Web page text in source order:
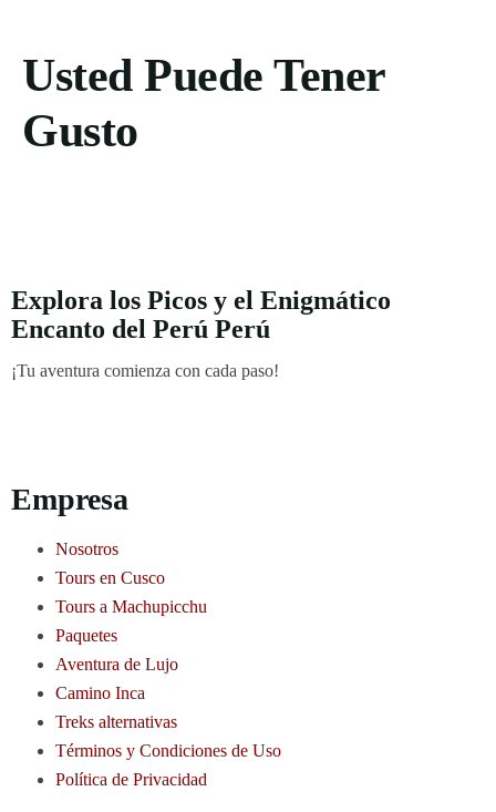
Usted Puede Tener
Gusto
Explora los Picos y el Enigmático
Encanto del Perú Perú
¡Tu aventura comienza con cada paso!
Empresa
Nosotros
Tours en Cusco
Tours a Machupicchu
Paquetes
Aventura de Lujo
Camino Inca
Treks alternativas
Términos y Condiciones de Uso
Política de Privacidad